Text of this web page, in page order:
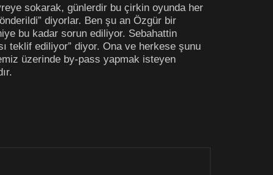
sokarak, günlerdir bu çirkin oyunda her
diyorlar. Ben şu an Özgür bir
bu kadar sorun ediliyor. Sebahattin
teklif ediliyor” diyor. Ona ve herkese şunu
üzerinde by-pass yapmak isteyen